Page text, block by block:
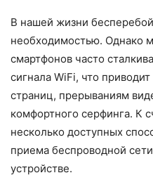
В нашей жизни
необходимостью. Однако
смартфонов часто
сигнала WiFi, что
страниц, прерываниям
комфортного серфинга. К
несколько доступных
приема беспроводной
устройстве.